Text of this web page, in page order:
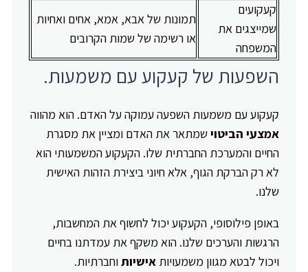
קעקועים
שמייצגים את
המשפחה
תמונות של אבא, אמא, אחים ואחיות
או רשימה של שמות הקרובים
השפעות של קעקוע עם משמעות.
קעקוע עם משמעות השפעה עמוקה על האדם. הוא מהווה
אמצעי הביטוישמתאר את האדם ומציין את מסגרת
החיים והמערכת החברתית שלו. הקעקוע המשמעותי הוא
לא רק הברקת הגוף, אלא חיוני ביצירת הזהות האישית
שלנו.
באופן פילוסופי, הקעקוע יכול לחשוף את המחשבות,
הרגשות והערכים שלנו. הוא משקף את עמדתנו בחיים
ויכול לבטא מגוון משמעויות אישיותוחברתיות.